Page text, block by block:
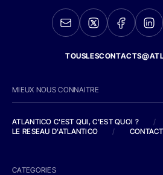
MIEUX NOUS CONNAITRE
ATLANTICO C'EST QUI, C'EST QUOI ?
/
LE RESEAU D'ATLANTICO
/ CONTACT
CATEGORIES